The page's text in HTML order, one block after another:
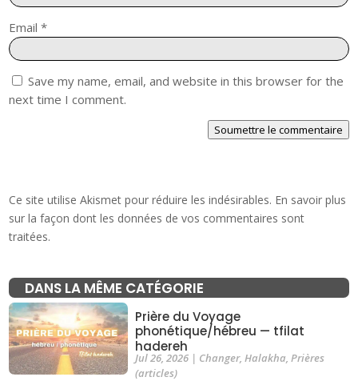
Email*
Save my name, email, and website in this browser for the
next time I comment.
Soumettre le commentaire
Ce site utilise Akismet pour réduire les indésirables. En savoir plus
sur la façon dont les données de vos commentaires sont
traitées.
DANS LA MÊME CATÉGORIE
Prière du Voyage
phonétique/hébreu — tfilat
hadereh
Jul 26, 2026| Changer, Halakha, Prières
(articles)